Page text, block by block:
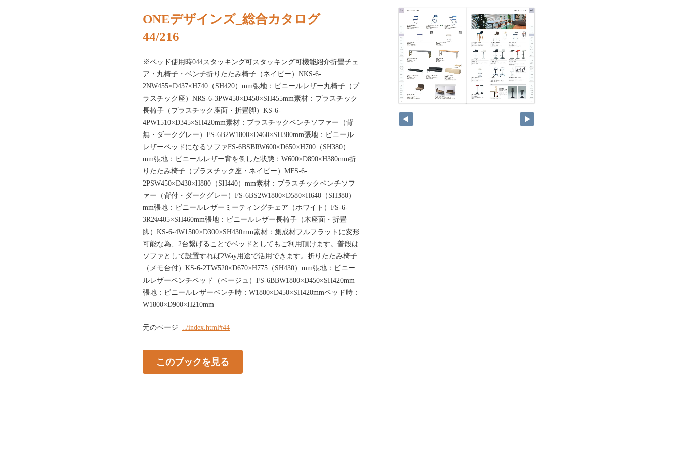
ONEデザインズ_総合カタログ
44/216
※ベッド使用時044スタッキング可スタッキング可機能紹介折畳チェ
ア・丸椅子・ベンチ折りたたみ椅子（ネイビー）NKS-6-
2NW455×D437×H740（SH420）mm張地：ビニールレザー丸椅子（プ
ラスチック座）NRS-6-3PW450×D450×SH455mm素材：プラスチック
長椅子（プラスチック座面・折畳脚）KS-6-
4PW1510×D345×SH420mm素材：プラスチックベンチソファー（背
無・ダークグレー）FS-6B2W1800×D460×SH380mm張地：ビニール
レザーベッドになるソファFS-6BSBRW600×D650×H700（SH380）
mm張地：ビニールレザー背を倒した状態：W600×D890×H380mm折
りたたみ椅子（プラスチック座・ネイビー）MFS-6-
2PSW450×D430×H880（SH440）mm素材：プラスチックベンチソフ
ァー（背付・ダークグレー）FS-6BS2W1800×D580×H640（SH380）
mm張地：ビニールレザーミーティングチェア（ホワイト）FS-6-
3R2Φ405×SH460mm張地：ビニールレザー長椅子（木座面・折畳
脚）KS-6-4W1500×D300×SH430mm素材：集成材フルフラットに変形
可能な為、2台繋げることでベッドとしてもご利用頂けます。普段は
ソファとして設置すれば2Way用途で活用できます。折りたたみ椅子
（メモ台付）KS-6-2TW520×D670×H775（SH430）mm張地：ビニー
ルレザーベンチベッド（ベージュ）FS-6BBW1800×D450×SH420mm
張地：ビニールレザーベンチ時：W1800×D450×SH420mmベッド時：
W1800×D900×H210mm
元のページ ../index.html#44
このブックを見る